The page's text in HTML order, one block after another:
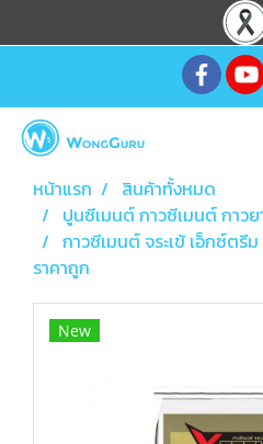
หน้าแรก
สินค้าทั้งหมด
ปูนซีเมนต์ กาวซีเมนต์ กาว
กาวซีเมนต์ จระเข้ เอ็กซ์ตรี
ราคาถูก
New